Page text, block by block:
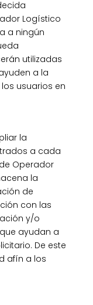
Logístico
a ningún
utilizadas
a la
usuarios en
la
a cada
Operador
la
de
con las
y/o
ayudan a
De este
afín a los